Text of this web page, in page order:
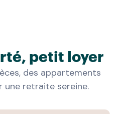
petit loyer
des appartements
retraite sereine.